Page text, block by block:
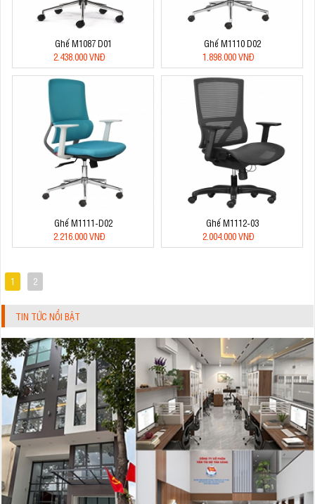
Ghế M1087 D01
2.438.000 VNĐ
Ghế M1110 D02
1.898.000 VNĐ
Ghế M1111-D02
2.216.000 VNĐ
Ghế M1112-03
2.004.000 VNĐ
1 2
TIN TỨC NỔI BẬT